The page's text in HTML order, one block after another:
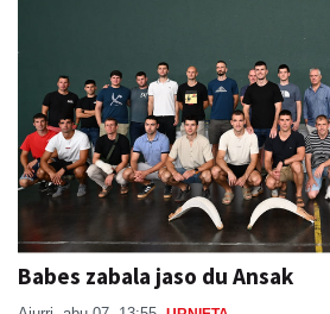
Babes zabala jaso du Ansak